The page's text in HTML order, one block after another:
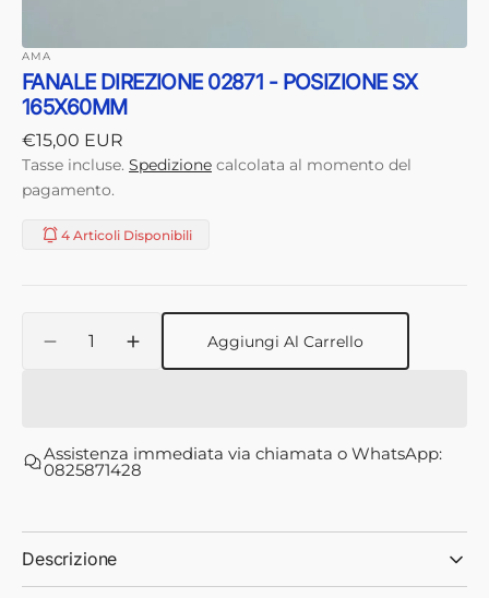
AMA
FANALE DIREZIONE 02871 - POSIZIONE SX
165X60MM
Prezzo
di
listino
€15,00 EUR
Tasse incluse. Spedizione calcolata al momento del
pagamento.
4 Articoli Disponibili
Diminuisci
DIREZIONE
02871
SX
165X60MM
Aumenta
quantità
DIREZIONE
02871
SX
Aggiungi Al Carrello
Assistenza immediata via chiamata o WhatsApp:
0825871428
Descrizione